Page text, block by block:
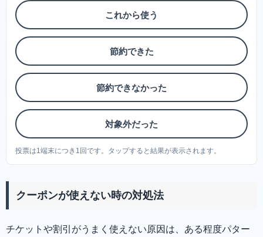
これから使う
節約できた
節約できなかった
対象外だった
投票は1端末につき1回です。タップすると結果が表示されます。
クーポンが使えない時の対処法
チケットや割引がうまく使えない原因は、ある程度パター